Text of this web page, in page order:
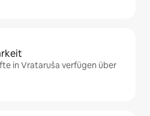
in Vrataruša verfügen über